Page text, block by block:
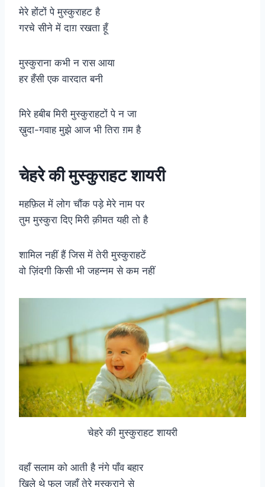
मेरे होंटों पे मुस्कुराहट है
गरचे सीने में दाग़ रखता हूँ
मुस्कुराना कभी न रास आया
हर हँसी एक वारदात बनी
मिरे हबीब मिरी मुस्कुराहटों पे न जा
ख़ुदा-गवाह मुझे आज भी तिरा ग़म है
चेहरे की मुस्कुराहट शायरी
महफ़िल में लोग चौंक पड़े मेरे नाम पर
तुम मुस्कुरा दिए मिरी क़ीमत यही तो है
शामिल नहीं हैं जिस में तेरी मुस्कुराहटें
वो ज़िंदगी किसी भी जहन्नम से कम नहीं
चेहरे की मुस्कुराहट शायरी
वहाँ सलाम को आती है नंगे पाँव बहार
खिले थे फूल जहाँ तेरे मुस्कुराने से